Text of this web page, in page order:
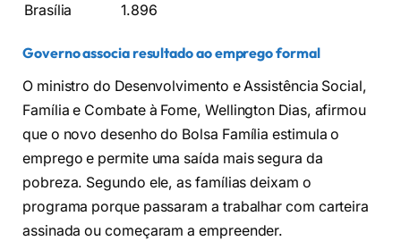
Brasília
1.896
Governo associa resultado ao emprego formal
O ministro do Desenvolvimento e Assistência Social,
Família e Combate à Fome, Wellington Dias, afirmou
que o novo desenho do Bolsa Família estimula o
emprego e permite uma saída mais segura da
pobreza. Segundo ele, as famílias deixam o
programa porque passaram a trabalhar com carteira
assinada ou começaram a empreender.